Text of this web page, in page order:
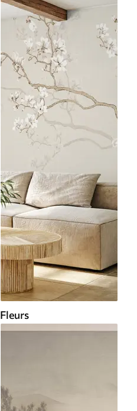
Fleurs